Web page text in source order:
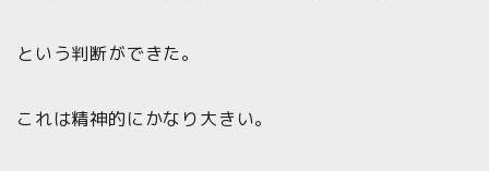
という判断ができた。
これは精神的にかなり大きい。